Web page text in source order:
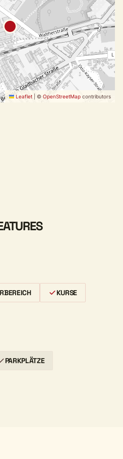
Leaflet © OpenStreetMap contributors
KURSE
PARKPLÄTZE